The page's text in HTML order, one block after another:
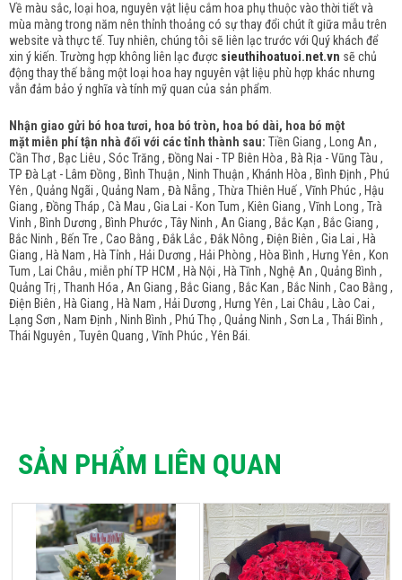
Về màu sắc, loại hoa, nguyên vật liệu cắm hoa phụ thuộc vào thời tiết và
mùa màng trong năm nên thỉnh thoảng có sự thay đổi chút ít giữa mẫu trên
website và thực tế. Tuy nhiên, chúng tôi sẽ liên lạc trước với Quý khách để
xin ý kiến. Trường hợp không liên lạc được sieuthihoatuoi.net.vn sẽ chủ
động thay thế bằng một loại hoa hay nguyên vật liệu phù hợp khác nhưng
vẫn đảm bảo ý nghĩa và tính mỹ quan của sản phẩm.
Nhận giao gửi bó hoa tươi, hoa bó tròn, hoa bó dài, hoa bó một
mặt miễn phí tận nhà đối với các tỉnh thành sau: Tiền Giang , Long An ,
Cần Thơ , Bạc Liêu , Sóc Trăng , Đồng Nai - TP Biên Hòa , Bà Rịa - Vũng Tàu ,
TP Đà Lạt - Lâm Đồng , Bình Thuận , Ninh Thuận , Khánh Hòa , Bình Định , Phú
Yên , Quảng Ngãi , Quảng Nam , Đà Nẵng , Thừa Thiên Huế , Vĩnh Phúc , Hậu
Giang , Đồng Tháp , Cà Mau , Gia Lai - Kon Tum , Kiên Giang , Vĩnh Long , Trà
Vinh , Bình Dương , Bình Phước , Tây Ninh , An Giang , Bắc Kạn , Bắc Giang ,
Bắc Ninh , Bến Tre , Cao Bằng , Đắk Lắc , Đắk Nông , Điện Biên , Gia Lai , Hà
Giang , Hà Nam , Hà Tỉnh , Hải Dương , Hải Phòng , Hòa Bình , Hưng Yên , Kon
Tum , Lai Châu , miễn phí TP HCM , Hà Nội , Hà Tĩnh , Nghệ An , Quảng Bình ,
Quảng Trị , Thanh Hóa , An Giang , Bắc Giang , Bắc Kan , Bắc Ninh , Cao Bằng ,
Điện Biên , Hà Giang , Hà Nam , Hải Dương , Hưng Yên , Lai Châu , Lào Cai ,
Lạng Sơn , Nam Định , Ninh Bình , Phú Thọ , Quảng Ninh , Sơn La , Thái Bình ,
Thái Nguyên , Tuyên Quang , Vĩnh Phúc , Yên Bái.
SẢN PHẨM LIÊN QUAN